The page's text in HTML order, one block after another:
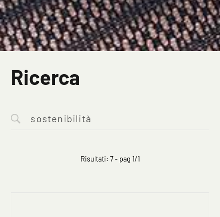
Ricerca
Risultati: 7 - pag 1/1